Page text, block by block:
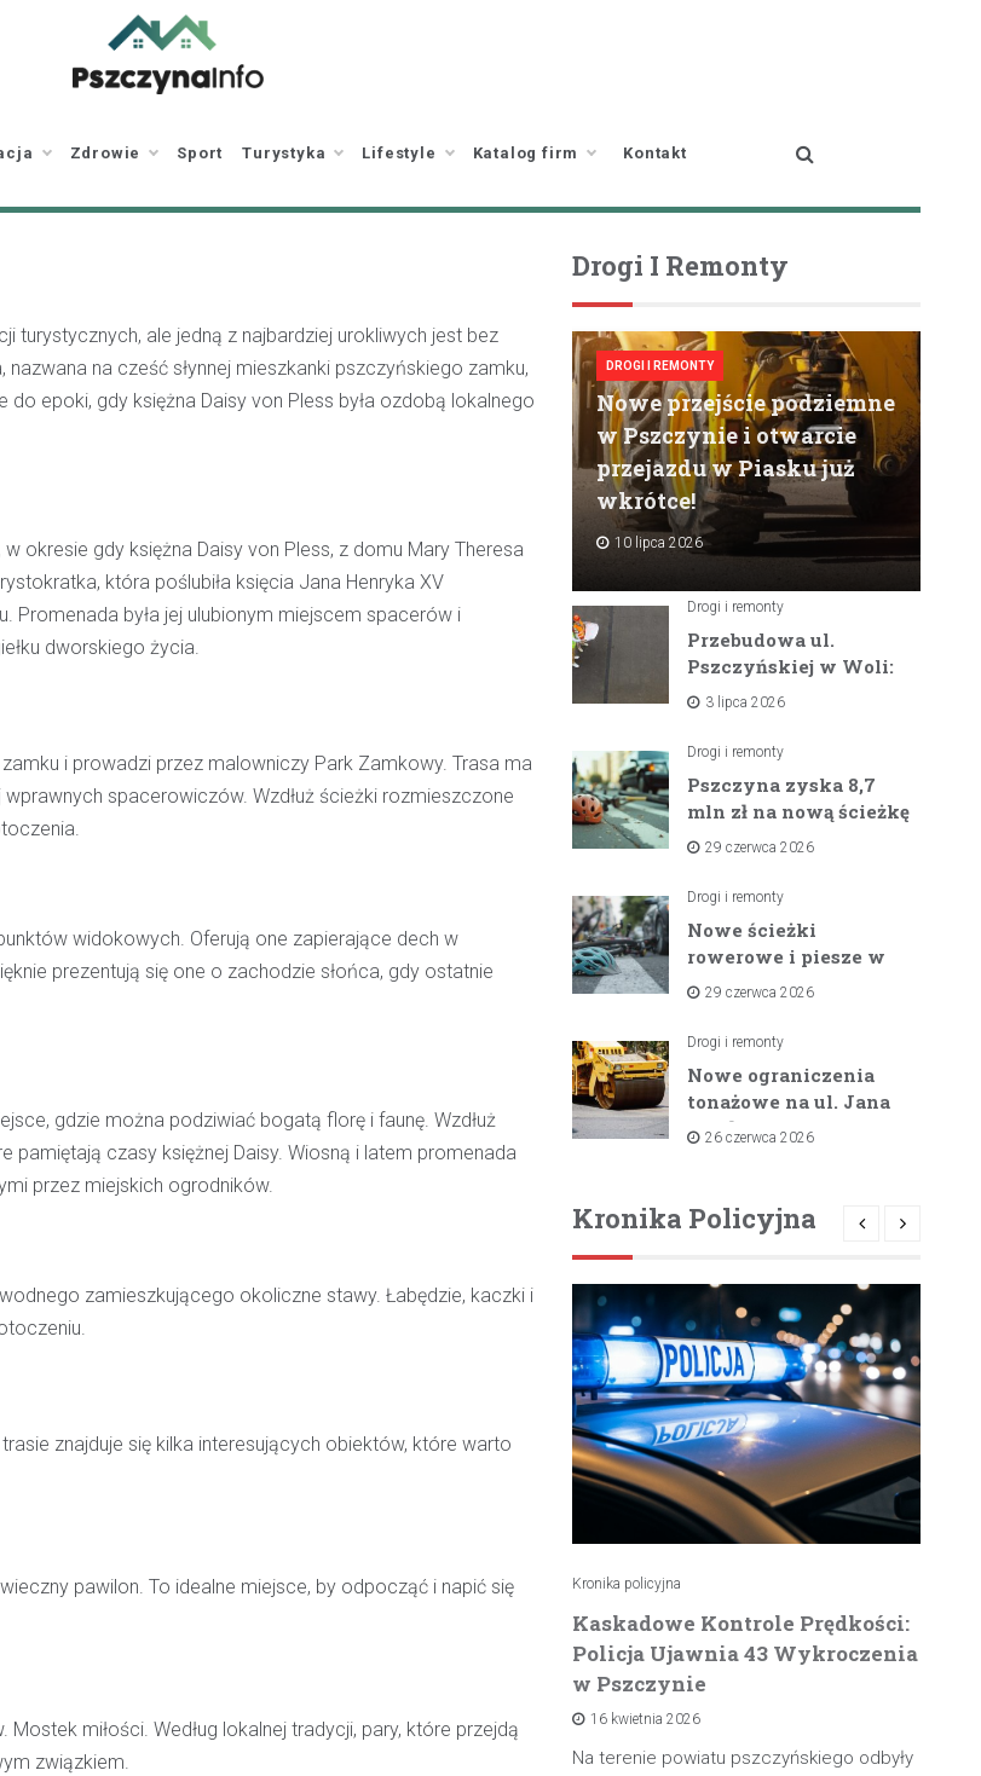
Zdrowie Sport Turystyka Lifestyle Katalog firm Kontakt
turystycznych, ale jedną z najbardziej urokliwych jest bez
na cześć słynnej mieszkanki pszczyńskiego zamku,
epoki, gdy księżna Daisy von Pless była ozdobą lokalnego
okresie gdy księżna Daisy von Pless, z domu Mary Theresa
która poślubiła księcia Jana Henryka XV
Promenada była jej ulubionym miejscem spacerów i
dworskiego życia.
i prowadzi przez malowniczy Park Zamkowy. Trasa ma
spacerowiczów. Wzdłuż ścieżki rozmieszczone
widokowych. Oferują one zapierające dech w
prezentują się one o zachodzie słońca, gdy ostatnie
gdzie można podziwiać bogatą florę i faunę. Wzdłuż
czasy księżnej Daisy. Wiosną i latem promenada
przez miejskich ogrodników.
zamieszkującego okoliczne stawy. Łabędzie, kaczki i
znajduje się kilka interesujących obiektów, które warto
pawilon. To idealne miejsce, by odpocząć i napić się
miłości. Według lokalnej tradycji, pary, które przejdą
związkiem.
Drogi I Remonty
DROGI I REMONTY
Nowe przejście podziemne
w Pszczynie i otwarcie
przejazdu w Piasku już
wkrótce!
10 lipca 2026
Drogi i remonty
Przebudowa ul.
Pszczyńskiej w Woli:
Wielka inwestycja
horyzoncie
3 lipca 2026
Drogi i remonty
Pszczyna zyska 8,7
mln zł na nową ścieżkę
rowerową między
29 czerwca 2026
Drogi i remonty
Nowe ścieżki
rowerowe i piesze w
gminach Suszec i
unijnemu wsparciu
29 czerwca 2026
Drogi i remonty
Nowe ograniczenia
tonażowe na ul. Jana
Pawła II i ul. Łącznej
26 czerwca 2026
Kronika Policyjna
Kronika policyjna
W trakcie podróży drogą S1 prowadzącą
Kronika policyjna
Kaskadowe Kontrole Prędkości:
Policja Ujawnia 43 Wykroczenia
w Pszczynie
16 kwietnia 2026
Na terenie powiatu pszczyńskiego odbyły